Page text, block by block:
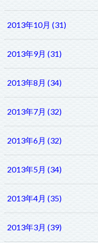
2013年10月 (31)
2013年9月 (31)
2013年8月 (34)
2013年7月 (32)
2013年6月 (32)
2013年5月 (34)
2013年4月 (35)
2013年3月 (39)